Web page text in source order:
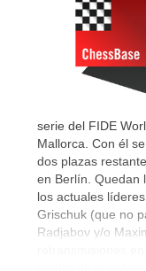
serie del FIDE
Mallorca. Con él
dos plazas
en Berlín. Quedan
los actuales
Grischuk (que no
Radjabov y/o